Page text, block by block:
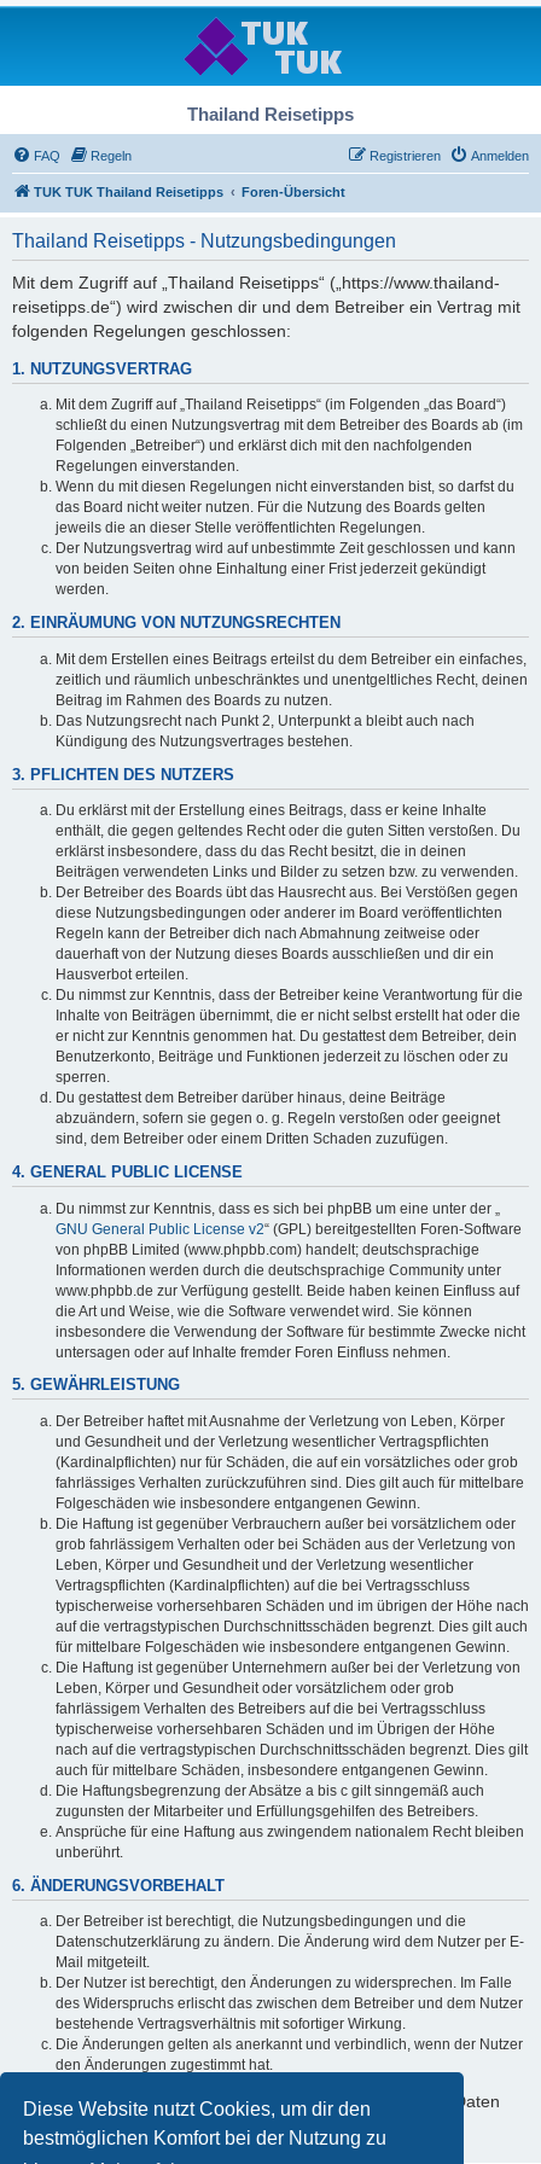
Diese Website nutzt Cookies, um dir den
bestmöglichen Komfort bei der Nutzung zu
Thailand Reisetipps
FAQ Regeln Anmelden
Registrieren
TUK TUK Thailand Reisetipps Foren-Übersicht
Thailand Reisetipps - Nutzungsbedingungen
Mit dem Zugriff auf „Thailand Reisetipps“ („https://www.thailand-
reisetipps.de“) wird zwischen dir und dem Betreiber ein Vertrag mit
folgenden Regelungen geschlossen:
1. NUTZUNGSVERTRAG
Mit dem Zugriff auf „Thailand Reisetipps“ (im Folgenden „das Board“)
schließt du einen Nutzungsvertrag mit dem Betreiber des Boards ab (im
Folgenden „Betreiber“) und erklärst dich mit den nachfolgenden
Regelungen einverstanden.
Wenn du mit diesen Regelungen nicht einverstanden bist, so darfst du
das Board nicht weiter nutzen. Für die Nutzung des Boards gelten
jeweils die an dieser Stelle veröffentlichten Regelungen.
Der Nutzungsvertrag wird auf unbestimmte Zeit geschlossen und kann
von beiden Seiten ohne Einhaltung einer Frist jederzeit gekündigt
werden.
2. EINRÄUMUNG VON NUTZUNGSRECHTEN
Mit dem Erstellen eines Beitrags erteilst du dem Betreiber ein einfaches,
zeitlich und räumlich unbeschränktes und unentgeltliches Recht, deinen
Beitrag im Rahmen des Boards zu nutzen.
Das Nutzungsrecht nach Punkt 2, Unterpunkt a bleibt auch nach
Kündigung des Nutzungsvertrages bestehen.
3. PFLICHTEN DES NUTZERS
Du erklärst mit der Erstellung eines Beitrags, dass er keine Inhalte
enthält, die gegen geltendes Recht oder die guten Sitten verstoßen. Du
erklärst insbesondere, dass du das Recht besitzt, die in deinen
Beiträgen verwendeten Links und Bilder zu setzen bzw. zu verwenden.
Der Betreiber des Boards übt das Hausrecht aus. Bei Verstößen gegen
diese Nutzungsbedingungen oder anderer im Board veröffentlichten
Regeln kann der Betreiber dich nach Abmahnung zeitweise oder
dauerhaft von der Nutzung dieses Boards ausschließen und dir ein
Hausverbot erteilen.
Du nimmst zur Kenntnis, dass der Betreiber keine Verantwortung für die
Inhalte von Beiträgen übernimmt, die er nicht selbst erstellt hat oder die
er nicht zur Kenntnis genommen hat. Du gestattest dem Betreiber, dein
Benutzerkonto, Beiträge und Funktionen jederzeit zu löschen oder zu
sperren.
Du gestattest dem Betreiber darüber hinaus, deine Beiträge
abzuändern, sofern sie gegen o. g. Regeln verstoßen oder geeignet
sind, dem Betreiber oder einem Dritten Schaden zuzufügen.
4. GENERAL PUBLIC LICENSE
Du nimmst zur Kenntnis, dass es sich bei phpBB um eine unter der „
GNU General Public License v2“ (GPL) bereitgestellten Foren-Software
von phpBB Limited (www.phpbb.com) handelt; deutschsprachige
Informationen werden durch die deutschsprachige Community unter
www.phpbb.de zur Verfügung gestellt. Beide haben keinen Einfluss auf
die Art und Weise, wie die Software verwendet wird. Sie können
insbesondere die Verwendung der Software für bestimmte Zwecke nicht
untersagen oder auf Inhalte fremder Foren Einfluss nehmen.
5. GEWÄHRLEISTUNG
Der Betreiber haftet mit Ausnahme der Verletzung von Leben, Körper
und Gesundheit und der Verletzung wesentlicher Vertragspflichten
(Kardinalpflichten) nur für Schäden, die auf ein vorsätzliches oder grob
fahrlässiges Verhalten zurückzuführen sind. Dies gilt auch für mittelbare
Folgeschäden wie insbesondere entgangenen Gewinn.
Die Haftung ist gegenüber Verbrauchern außer bei vorsätzlichem oder
grob fahrlässigem Verhalten oder bei Schäden aus der Verletzung von
Leben, Körper und Gesundheit und der Verletzung wesentlicher
Vertragspflichten (Kardinalpflichten) auf die bei Vertragsschluss
typischerweise vorhersehbaren Schäden und im übrigen der Höhe nach
auf die vertragstypischen Durchschnittsschäden begrenzt. Dies gilt auch
für mittelbare Folgeschäden wie insbesondere entgangenen Gewinn.
Die Haftung ist gegenüber Unternehmern außer bei der Verletzung von
Leben, Körper und Gesundheit oder vorsätzlichem oder grob
fahrlässigem Verhalten des Betreibers auf die bei Vertragsschluss
typischerweise vorhersehbaren Schäden und im Übrigen der Höhe
nach auf die vertragstypischen Durchschnittsschäden begrenzt. Dies gilt
auch für mittelbare Schäden, insbesondere entgangenen Gewinn.
Die Haftungsbegrenzung der Absätze a bis c gilt sinngemäß auch
zugunsten der Mitarbeiter und Erfüllungsgehilfen des Betreibers.
Ansprüche für eine Haftung aus zwingendem nationalem Recht bleiben
unberührt.
6. ÄNDERUNGSVORBEHALT
Der Betreiber ist berechtigt, die Nutzungsbedingungen und die
Datenschutzerklärung zu ändern. Die Änderung wird dem Nutzer per E-
Mail mitgeteilt.
Der Nutzer ist berechtigt, den Änderungen zu widersprechen. Im Falle
des Widerspruchs erlischt das zwischen dem Betreiber und dem Nutzer
bestehende Vertragsverhältnis mit sofortiger Wirkung.
Die Änderungen gelten als anerkannt und verbindlich, wenn der Nutzer
den Änderungen zugestimmt hat.
Informationen über den Umgang mit deinen persönlichen Daten
sind in der Datenschutzerklärung enthalten.